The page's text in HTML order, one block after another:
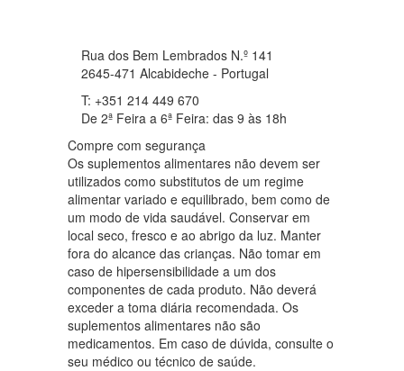
Rua dos Bem Lembrados N.º 141
2645-471 Alcabideche - Portugal
T: +351 214 449 670
De 2ª Feira a 6ª Feira: das 9 às 18h
Compre com segurança
Os suplementos alimentares não devem ser
utilizados como substitutos de um regime
alimentar variado e equilibrado, bem como de
um modo de vida saudável. Conservar em
local seco, fresco e ao abrigo da luz. Manter
fora do alcance das crianças. Não tomar em
caso de hipersensibilidade a um dos
componentes de cada produto. Não deverá
exceder a toma diária recomendada. Os
suplementos alimentares não são
medicamentos. Em caso de dúvida, consulte o
seu médico ou técnico de saúde.